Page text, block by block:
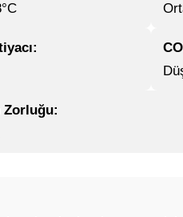
Zorluğu: